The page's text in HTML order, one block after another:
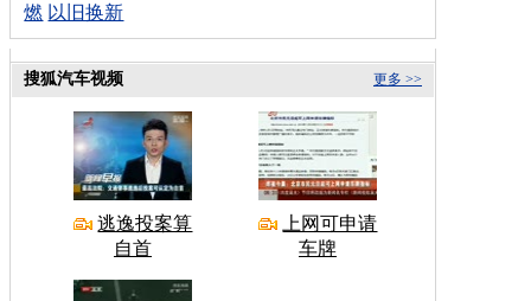
燃 以旧换新
更多 >>
搜狐汽车视频
逃逸投案算
自首
上网可申请
车牌